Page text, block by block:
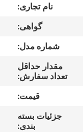
دربارهی
کارخانه
نام تجاری:
گواهی:
شماره مدل:
مقدار حداقل
تعداد سفارش:
قیمت:
جزئیات بسته
بندی: